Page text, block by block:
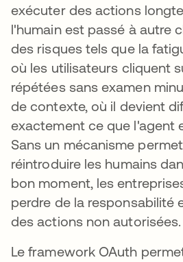
exécuter des actions
l'humain est passé à autre
des risques tels que la
où les utilisateurs cliquent
répétées sans examen
de contexte, où il devient
exactement ce que l'agent
Sans un mécanisme
réintroduire les humains
bon moment, les
perdre de la responsabilité
des actions non autorisées.
Le framework OAuth